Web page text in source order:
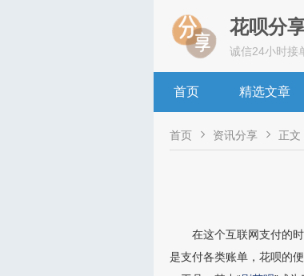
花呗分
诚信24小时接
首页 精选文章
首页  资讯分享  正文
在这个互联网支付的
是支付各类账单，花呗的